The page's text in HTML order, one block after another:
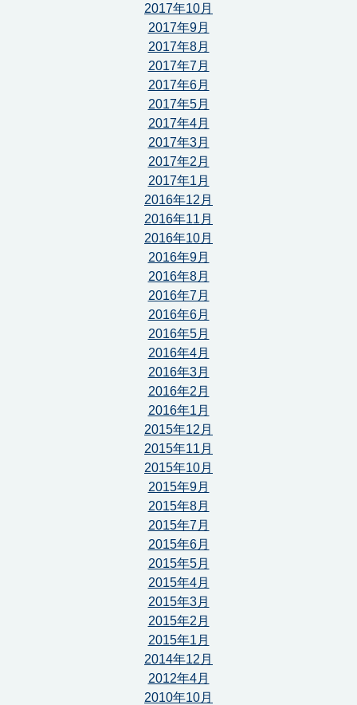
2017年10月
2017年9月
2017年8月
2017年7月
2017年6月
2017年5月
2017年4月
2017年3月
2017年2月
2017年1月
2016年12月
2016年11月
2016年10月
2016年9月
2016年8月
2016年7月
2016年6月
2016年5月
2016年4月
2016年3月
2016年2月
2016年1月
2015年12月
2015年11月
2015年10月
2015年9月
2015年8月
2015年7月
2015年6月
2015年5月
2015年4月
2015年3月
2015年2月
2015年1月
2014年12月
2012年4月
2010年10月